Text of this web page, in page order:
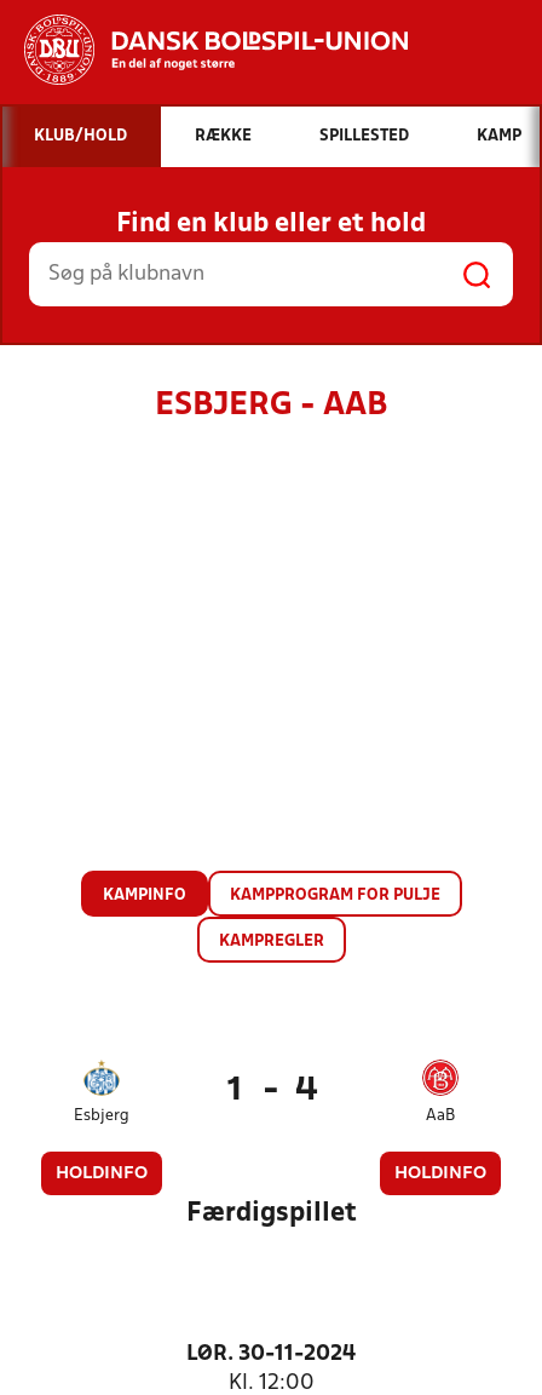
Hvad vil du søge efter?
INDHOLD OG NYHEDER
STILLINGER, RESULTATER, KLUBBER OG
HOLD
KLUB/HOLD RÆKKE SPILLESTED KAMP
Find en klub eller et hold
ESBJERG - AAB
KAMPINFO KAMPPROGRAM FOR PULJE
KAMPREGLER
Esbjerg
HOLDINFO
1 - 4
AaB
HOLDINFO
Færdigspillet
LØR. 30-11-2024
Kl. 12:00